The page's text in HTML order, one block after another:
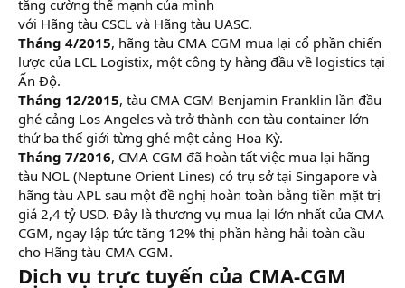
tăng cường thế mạnh của mình
với Hãng tàu CSCL và Hãng tàu UASC.
Tháng 4/2015, hãng tàu CMA CGM mua lại cổ phần chiến
lược của LCL Logistix, một công ty hàng đầu về logistics tại
Ấn Độ.
Tháng 12/2015, tàu CMA CGM Benjamin Franklin lần đầu
ghé cảng Los Angeles và trở thành con tàu container lớn
thứ ba thế giới từng ghé một cảng Hoa Kỳ.
Tháng 7/2016, CMA CGM đã hoàn tất việc mua lại hãng
tàu NOL (Neptune Orient Lines) có trụ sở tại Singapore và
hãng tàu APL sau một đề nghị hoàn toàn bằng tiền mặt trị
giá 2,4 tỷ USD. Đây là thương vụ mua lại lớn nhất của CMA
CGM, ngay lập tức tăng 12% thị phần hàng hải toàn cầu
cho Hãng tàu CMA CGM.
Dịch vụ trực tuyến của CMA-CGM